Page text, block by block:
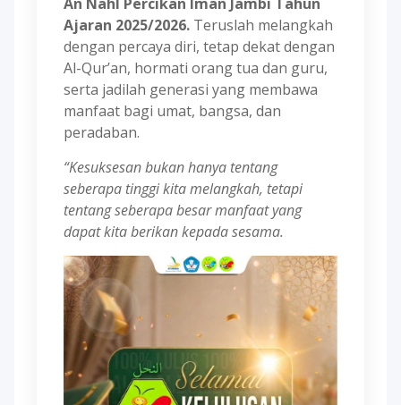
Ajaran 2025/2026.Teruslah melangkah
dengan percaya diri, tetap dekat dengan
Al-Qur’an, hormati orang tua dan guru,
serta jadilah generasi yang membawa
manfaat bagi umat, bangsa, dan
peradaban.
“Kesuksesan bukan hanya tentang
seberapa tinggi kita melangkah, tetapi
tentang seberapa besar manfaat yang
dapat kita berikan kepada sesama.